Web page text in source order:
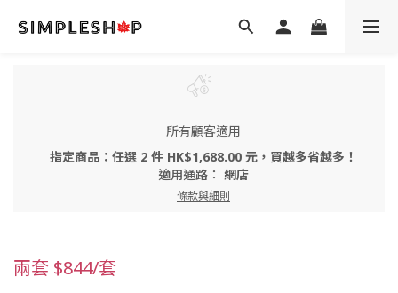
所有顧客適用
指定商品：任選 2 件 HK$1,688.00 元，買越多省越多！
適用通路： 網店
條款與細則
兩套 $844/套